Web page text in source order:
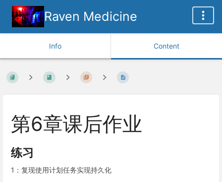
Raven Medicine
Info Content
第6章课后作业
练习
1：复现使用计划任务实现持久化